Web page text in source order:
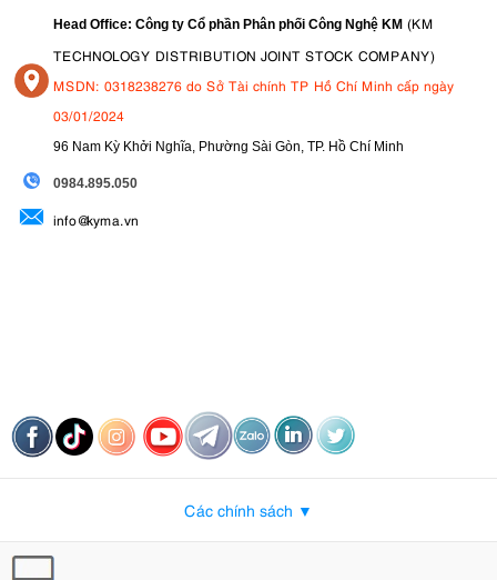
Head Office: Công ty Cổ phần Phân phối Công Nghệ KM (KM
TECHNOLOGY DISTRIBUTION JOINT STOCK COMPANY)
MSDN: 0318238276 do Sở Tài chính TP Hồ Chí Minh cấp ngày
03/01/2024
96 Nam Kỳ Khởi Nghĩa, Phường Sài Gòn, TP. Hồ Chí Minh
0984.895.050
info@kyma.vn
Các chính sách ▼